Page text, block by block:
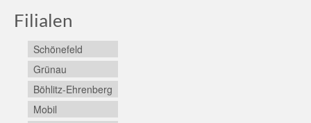
Filialen
Schönefeld
Grünau
Böhlitz-Ehrenberg
Mobil